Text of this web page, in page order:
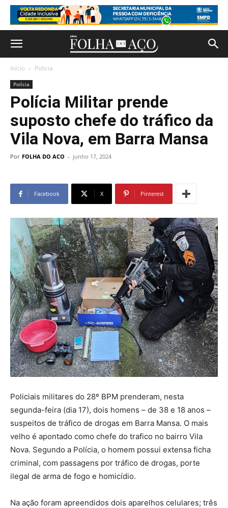
Início Polícia
Polícia
Polícia Militar prende
suposto chefe do tráfico da
Vila Nova, em Barra Mansa
Por FOLHA DO ACO - junho 17, 2024
Facebook X Pinterest
Policiais militares do 28º BPM prenderam, nesta
segunda-feira (dia 17), dois homens – de 38 e 18 anos –
suspeitos de tráfico de drogas em Barra Mansa. O mais
velho é apontado como chefe do trafico no bairro Vila
Nova. Segundo a Polícia, o homem possui extensa ficha
criminal, com passagens por tráfico de drogas, porte
ilegal de arma de fogo e homicídio.
Na ação foram apreendidos dois aparelhos celulares; três